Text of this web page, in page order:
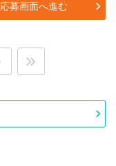
応募画面へ進む